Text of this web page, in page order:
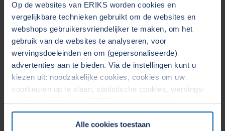
Op de websites van ERIKS worden cookies en
vergelijkbare technieken gebruikt om de websites en
webshops gebruikersvriendelijker te maken, om het
gebruik van de websites te analyseren, voor
wervingsdoeleinden en om (gepersonaliseerde)
advertenties aan te bieden. Via de instellingen kunt u
kiezen uit: noodzakelijke cookies, cookies om uw
voorkeuren op te slaan, statistische cookies, wervings-
persoonsgegevens met Derden. Door op de OK-knop te
klikken, gaat u akkoord met het gebruik van alle cookies
Alle cookies toestaan